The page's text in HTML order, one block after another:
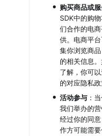
• 购买商品或
SDK中的购
们合作的电
供。电商平
集你浏览商
的相关信息
了解，你可
的对应隐私
• 活动参与 ：
我们举办的
经过你的同
作方可能需